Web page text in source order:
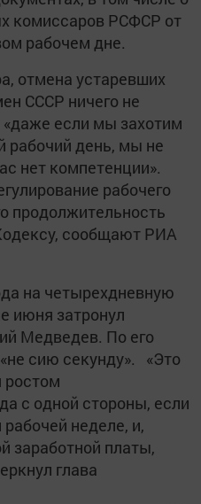
комиссаров РСФСР от
рабочем дне.
отмена устаревших
СССР ничего не
«даже если мы захотим
рабочий день, мы не
нет компетенции».
рабочего
продолжительность
сообщают РИА
на четырехдневную
июня затронул
Медведев. По его
сию секунду». «Это
с одной стороны, если
неделе, и,
заработной платы,
глава